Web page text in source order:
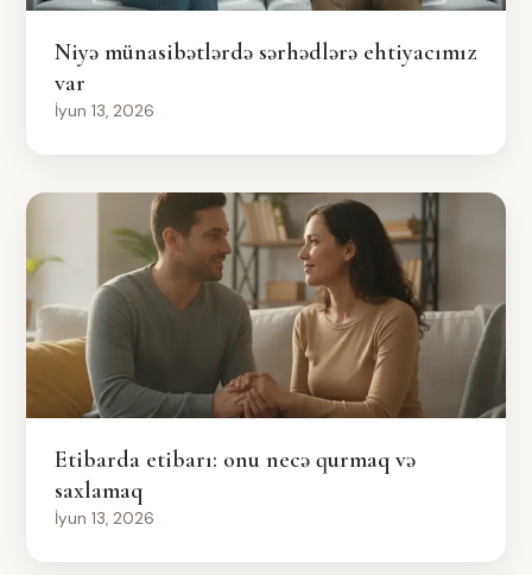
Niyə münasibətlərdə sərhədlərə ehtiyacımız
var
İyun 13, 2026
Etibarda etibarı: onu necə qurmaq və
saxlamaq
İyun 13, 2026